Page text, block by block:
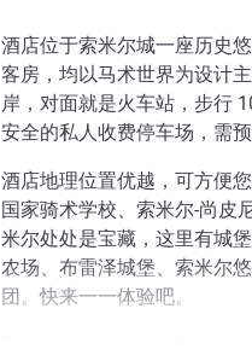
酒店位于索米尔城一座历史
客房，均以马术世界为设计
岸，对面就是火车站，步行
安全的私人收费停车场，需
酒店地理位置优越，可方便
国家骑术学校、索米尔-尚皮
米尔处处是宝藏，这里有城
农场、布雷泽城堡、索米尔
团。快来一一体验吧。